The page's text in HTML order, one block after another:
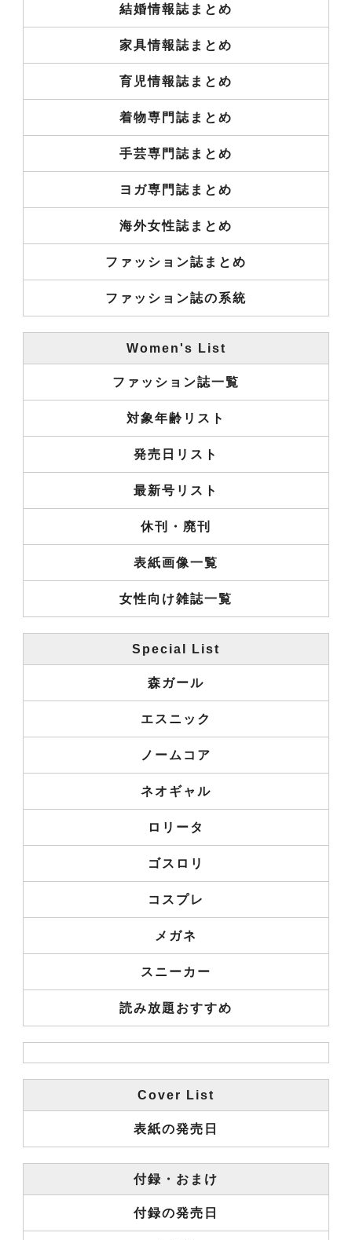
結婚情報誌まとめ
家具情報誌まとめ
育児情報誌まとめ
着物専門誌まとめ
手芸専門誌まとめ
ヨガ専門誌まとめ
海外女性誌まとめ
ファッション誌まとめ
ファッション誌の系統
Women's List
ファッション誌一覧
対象年齢リスト
発売日リスト
最新号リスト
休刊・廃刊
表紙画像一覧
女性向け雑誌一覧
Special List
森ガール
エスニック
ノームコア
ネオギャル
ロリータ
ゴスロリ
コスプレ
メガネ
スニーカー
読み放題おすすめ
Cover List
表紙の発売日
付録・おまけ
付録の発売日